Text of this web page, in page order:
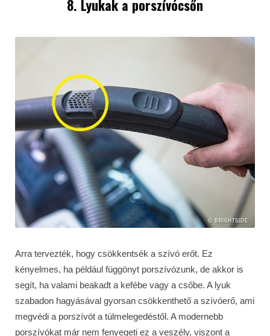
8. Lyukak a porszívócsőn
Arra tervezték, hogy csökkentsék a szívó erőt. Ez
kényelmes, ha például függönyt porszívózunk, de akkor is
segít, ha valami beakadt a kefébe vagy a csőbe. A lyuk
szabadon hagyásával gyorsan csökkenthető a szívóerő, ami
megvédi a porszívót a túlmelegedéstől. A modernebb
porszívókat már nem fenyegeti ez a veszély, viszont a